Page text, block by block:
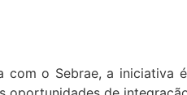
com o Sebrae, a iniciativa